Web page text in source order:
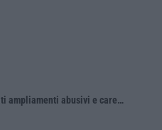
Stabilimenti balneari al setaccio della Gdf nel Crotonese: accertati ampliamenti abusivi e carenze igieniche